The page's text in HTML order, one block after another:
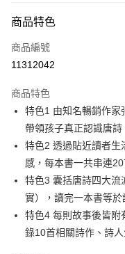
信用卡一次付款
超商取貨付款
Apple Pay
街口支付
悠遊付
ATM付款
運送方式
商品特色
商品編號
11312042
商品特色
特色1 由知名暢銷作家
帶領孩子真正認識唐詩
特色2 透過貼近讀者生
感，每本書一共串連20
特色3 囊括唐詩四大流
實），讀完一本書等於
特色4 每則故事後皆附
錄10首相關詩作、詩